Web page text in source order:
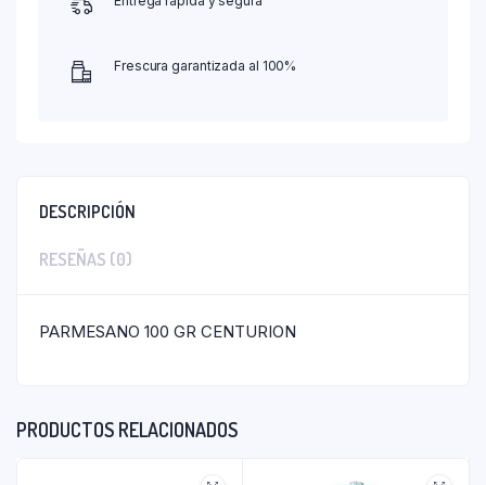
Frescura garantizada al 100%
DESCRIPCIÓN
RESEÑAS (0)
PARMESANO 100 GR CENTURION
PRODUCTOS RELACIONADOS